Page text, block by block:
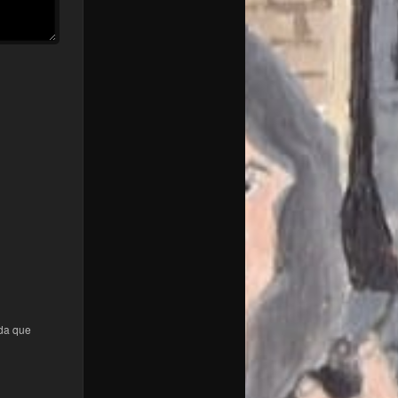
que